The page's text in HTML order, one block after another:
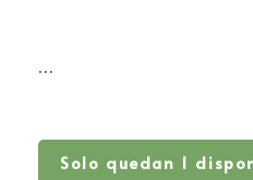
…
Solo quedan 1